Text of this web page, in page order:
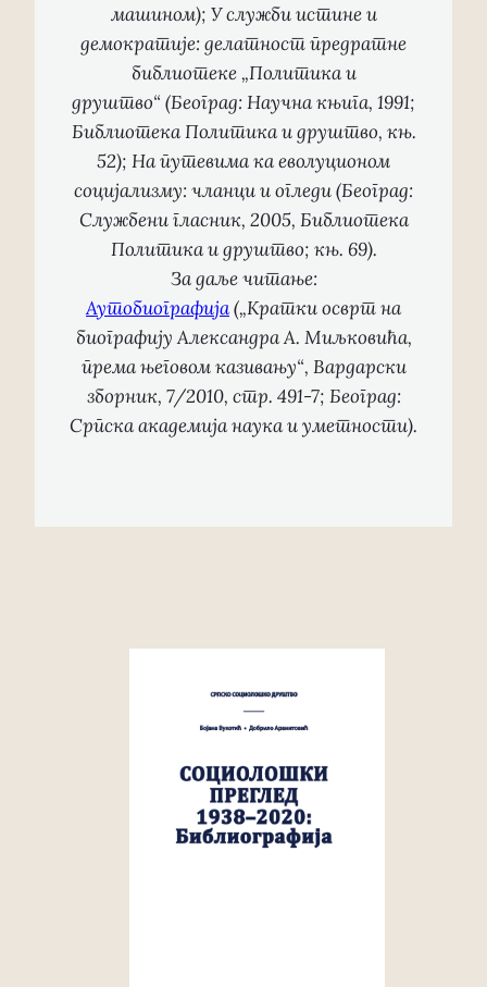
машином); У служби истине и
демократије: делатност предратне
библиотеке „Политика и
друштво“ (Београд: Научна књига, 1991;
Библиотека Политика и друштво, књ.
52); На путевима ка еволуционом
социјализму: чланци и огледи(Београд:
Службени гласник, 2005, Библиотека
Политика и друштво; књ. 69).
За даље читање:
Аутобиографија(„Кратки осврт на
биографију Александра А. Миљковића,
према његовом казивању“, Вардарски
зборник, 7/2010, стр. 491-7; Београд:
Српска академија наука и уметности).